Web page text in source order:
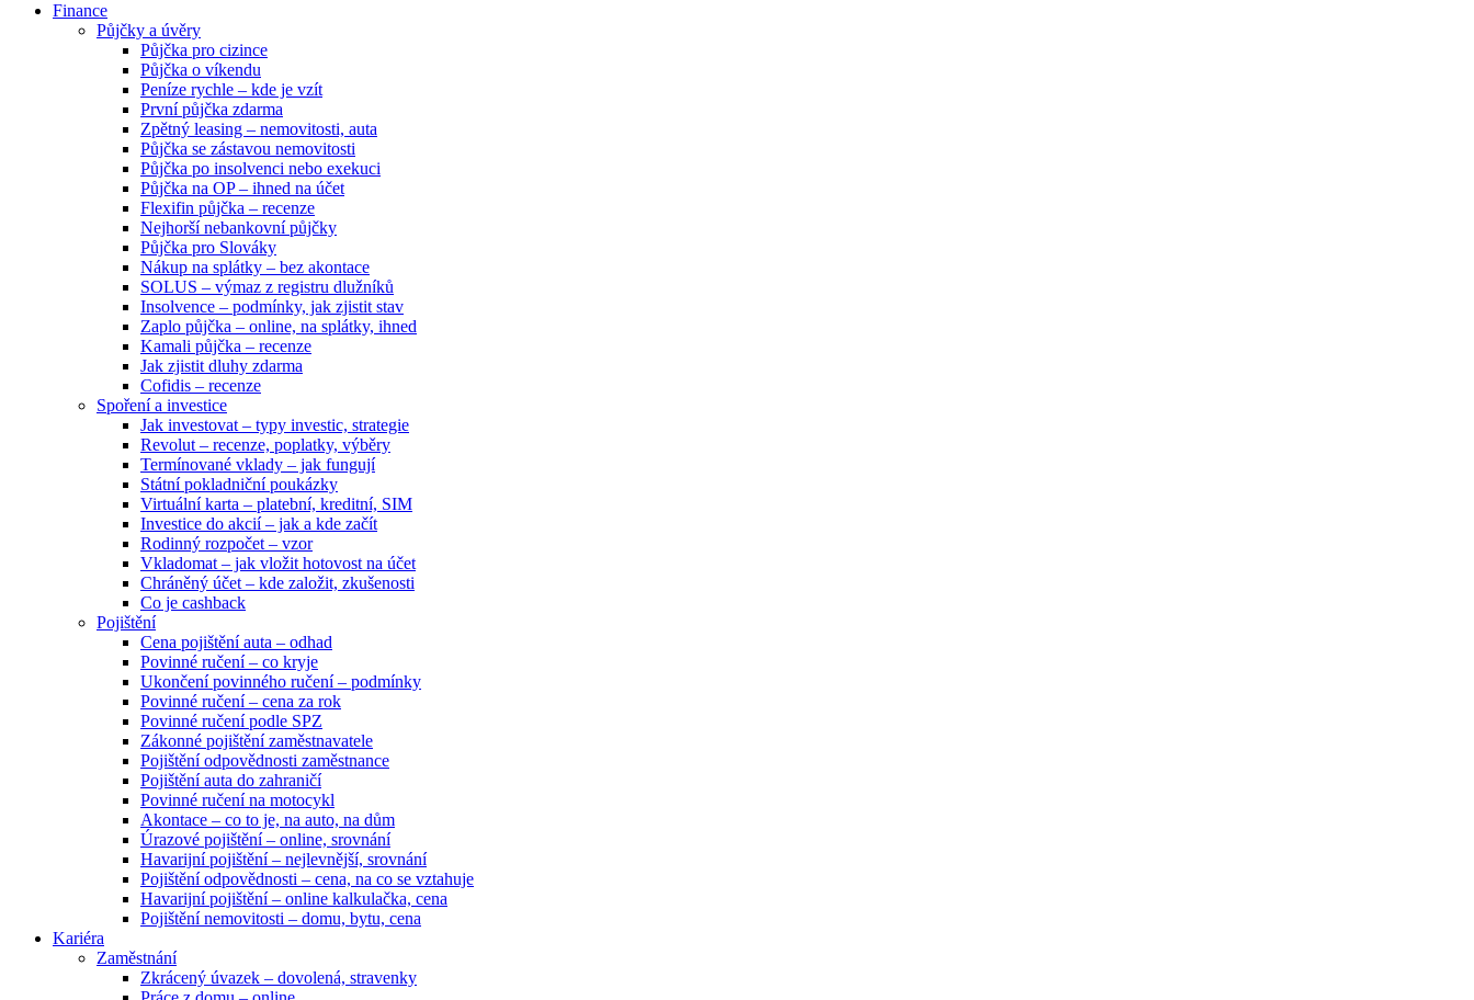
Finance
Půjčky a úvěry
Půjčka pro cizince
Půjčka o víkendu
Peníze rychle – kde je vzít
První půjčka zdarma
Zpětný leasing – nemovitosti, auta
Půjčka se zástavou nemovitosti
Půjčka po insolvenci nebo exekuci
Půjčka na OP – ihned na účet
Flexifin půjčka – recenze
Nejhorší nebankovní půjčky
Půjčka pro Slováky
Nákup na splátky – bez akontace
SOLUS – výmaz z registru dlužníků
Insolvence – podmínky, jak zjistit stav
Zaplo půjčka – online, na splátky, ihned
Kamali půjčka – recenze
Jak zjistit dluhy zdarma
Cofidis – recenze
Spoření a investice
Jak investovat – typy investic, strategie
Revolut – recenze, poplatky, výběry
Termínované vklady – jak fungují
Státní pokladniční poukázky
Virtuální karta – platební, kreditní, SIM
Investice do akcií – jak a kde začít
Rodinný rozpočet – vzor
Vkladomat – jak vložit hotovost na účet
Chráněný účet – kde založit, zkušenosti
Co je cashback
Pojištění
Cena pojištění auta – odhad
Povinné ručení – co kryje
Ukončení povinného ručení – podmínky
Povinné ručení – cena za rok
Povinné ručení podle SPZ
Zákonné pojištění zaměstnavatele
Pojištění odpovědnosti zaměstnance
Pojištění auta do zahraničí
Povinné ručení na motocykl
Akontace – co to je, na auto, na dům
Úrazové pojištění – online, srovnání
Havarijní pojištění – nejlevnější, srovnání
Pojištění odpovědnosti – cena, na co se vztahuje
Havarijní pojištění – online kalkulačka, cena
Pojištění nemovitosti – domu, bytu, cena
Kariéra
Zaměstnání
Zkrácený úvazek – dovolená, stravenky